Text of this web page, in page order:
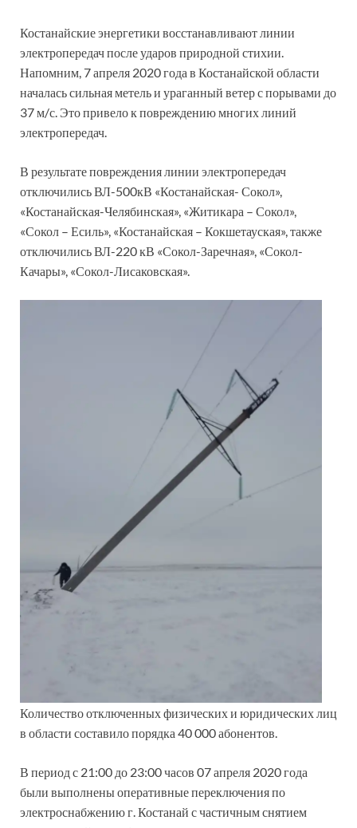
Костанайские энергетики восстанавливают линии
электропередач после ударов природной стихии.
Напомним, 7 апреля 2020 года в Костанайской области
началась сильная метель и ураганный ветер с порывами до
37 м/с. Это привело к повреждению многих линий
электропередач.
В результате повреждения линии электропередач
отключились ВЛ-500кВ «Костанайская- Сокол»,
«Костанайская-Челябинская», «Житикара – Сокол»,
«Сокол – Есиль», «Костанайская – Кокшетауская», также
отключились ВЛ-220 кВ «Сокол-Заречная», «Сокол-
Качары», «Сокол-Лисаковская».
Количество отключенных физических и юридических лиц
в области составило порядка 40 000 абонентов.
В период с 21:00 до 23:00 часов 07 апреля 2020 года
были выполнены оперативные переключения по
электроснабжению г. Костанай с частичным снятием